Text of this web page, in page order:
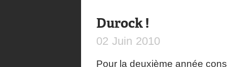
Durock !
02 Juin 2010
Pour la deuxième année